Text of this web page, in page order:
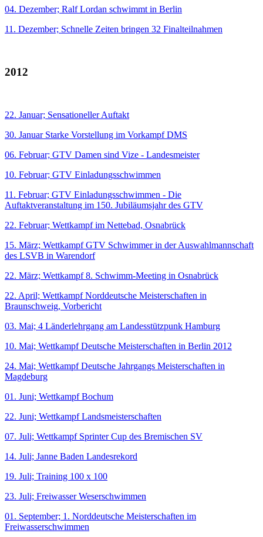
04. Dezember; Ralf Lordan schwimmt in Berlin
11. Dezember; Schnelle Zeiten bringen 32 Finalteilnahmen
2012
22. Januar; Sensationeller Auftakt
30. Januar Starke Vorstellung im Vorkampf DMS
06. Februar; GTV Damen sind Vize - Landesmeister
10. Februar; GTV Einladungsschwimmen
11. Februar; GTV Einladungsschwimmen - Die
Auftaktveranstaltung im 150. Jubiläumsjahr des GTV
22. Februar; Wettkampf im Nettebad, Osnabrück
15. März; Wettkampf GTV Schwimmer in der Auswahlmannschaft
des LSVB in Warendorf
22. März; Wettkampf 8. Schwimm-Meeting in Osnabrück
22. April; Wettkampf Norddeutsche Meisterschaften in
Braunschweig, Vorbericht
03. Mai; 4 Länderlehrgang am Landesstützpunk Hamburg
10. Mai; Wettkampf Deutsche Meisterschaften in Berlin 2012
24. Mai; Wettkampf Deutsche Jahrgangs Meisterschaften in
Magdeburg
01. Juni; Wettkampf Bochum
22. Juni; Wettkampf Landsmeisterschaften
07. Juli; Wettkampf Sprinter Cup des Bremischen SV
14. Juli; Janne Baden Landesrekord
19. Juli; Training 100 x 100
23. Juli; Freiwasser Weserschwimmen
01. September; 1. Norddeutsche Meisterschaften im
Freiwasserschwimmen